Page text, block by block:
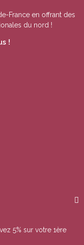
France en offrant des
du nord !
!
5% sur votre 1ère